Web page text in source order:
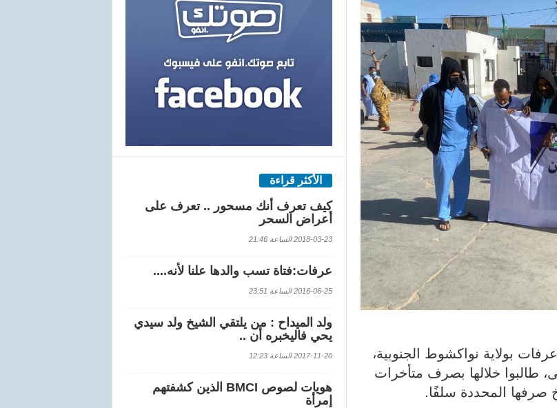
بولاية نواكشوط الجنوبية،
طالبوا خلالها بصرف متأخرات
صرفها المحددة سلفًا.
الأكثر قراءة
كيف تعرف أنك مسحور .. تعرف على
أعراض السحر
2018-03-23 الساعة 21:46
عرفات:فتاة تسب والدها علنا لأنه....
2016-06-25 الساعة 23:51
ولد الميداح : من يلتقي الشيخ ولد سيدي
يحي فاليخبره أن ..
2017-11-20 الساعة 12:23
هويات لصوص BMCI الذين كشفتهم
إمرأة